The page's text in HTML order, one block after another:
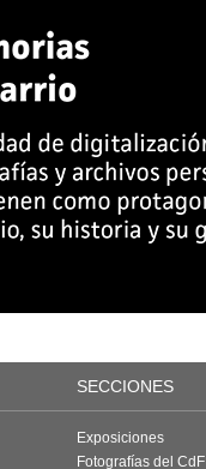
SECCIONES
Exposiciones
Fotografías del CdF